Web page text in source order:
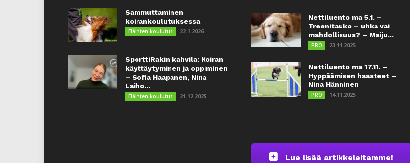
Sammuttaminen
koirankoulutuksessa
Eläinten koulutus 22.1.2026
SporttiRakin kahvila: Koiran
käyttäytyminen ja oppiminen
– Sofia Haapanen, Nina
Laiho...
Eläinten koulutus 21.12.2025
Nettiluento ma 5.1. –
Treenitauko – uhka vai
mahdollisuus? – Maiju...
PRO 23.11.2025
Nettiluento ma 17.11. –
Hyppäämisen haasteet –
Nina Hänninen
PRO 14.11.2025
Lue lisää artikkeleitamme!